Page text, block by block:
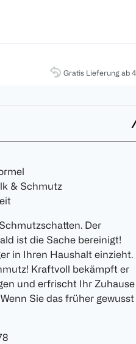
Gratis Lieferung ab
& Schmutz
Der
ist die Sache bereinigt!
in Ihren Haushalt einzieht.
Kraftvoll bekämpft er
und erfrischt Ihr Zuhause
Sie das früher gewusst